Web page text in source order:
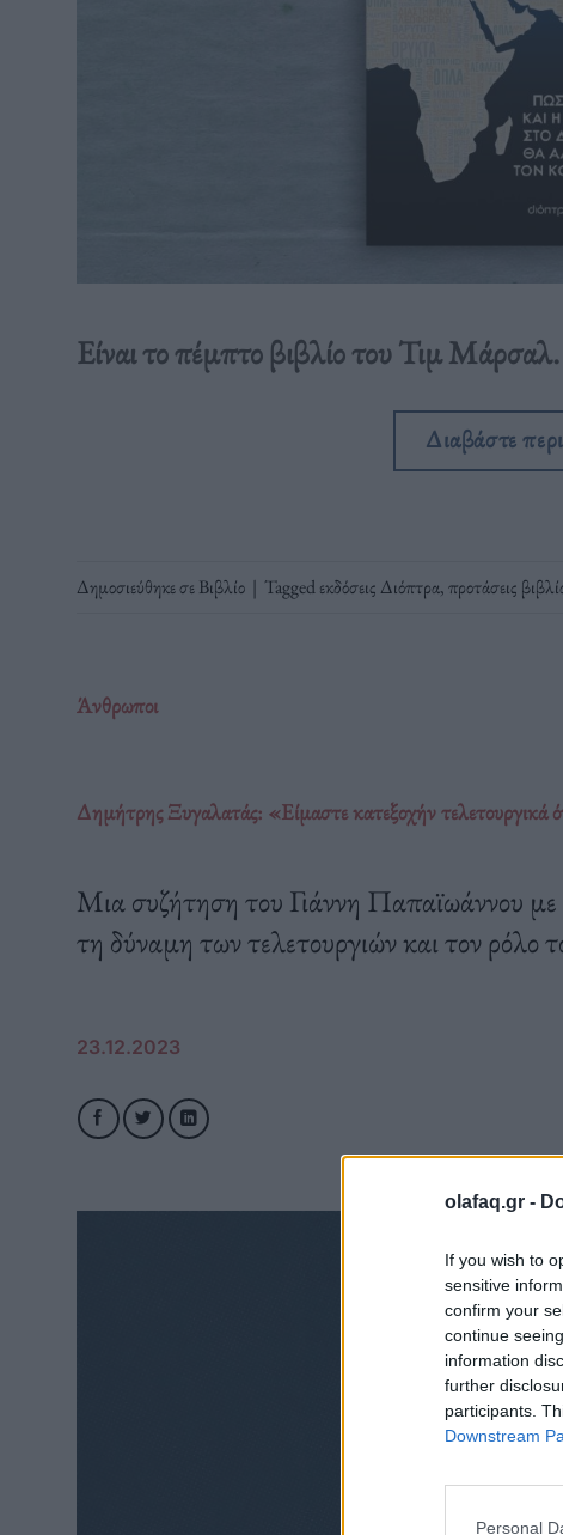
olafaq.gr -
If you wish to
sensitive
confirm your
continue
information
further
participants.
Downstream
Personal
Είναι το πέμπτο βιβλίο του Τιμ Μάρσαλ.
Διαβάστε
Δημοσιεύθηκε σεΒιβλίο | Taggedεκδόσεις Διόπτρα,προτάσεις
Άνθρωποι
Δημήτρης Ξυγαλατάς: «Είμαστε κατεξοχήν τελετουργικά
Μια συζήτηση του Γιάννη Παπαϊωάννου
τη δύναμη των τελετουργιών και τον ρόλο
23.12.2023